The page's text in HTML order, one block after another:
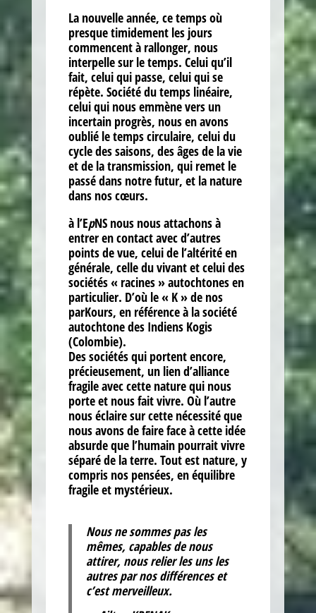
La nouvelle année, ce temps où
presque timidement les jours
commencent à rallonger, nous
interpelle sur le temps. Celui qu’il
fait, celui qui passe, celui qui se
répète. Société du temps linéaire,
celui qui nous emmène vers un
incertain progrès, nous en avons
oublié le temps circulaire, celui du
cycle des saisons, des âges de la vie
et de la transmission, qui remet le
passé dans notre futur, et la nature
dans nos cœurs.
à l’EpNS nous nous attachons à
entrer en contact avec d’autres
points de vue, celui de l’altérité en
générale, celle du vivant et celui des
sociétés « racines » autochtones en
particulier. D’où le « K » de nos
parKours, en référence à la société
autochtone des Indiens Kogis
(Colombie).
Des sociétés qui portent encore,
précieusement, un lien d’alliance
fragile avec cette naturequi nous
porte et nous fait vivre. Où l’autre
nous éclaire sur cette nécessité que
nous avons de faire face à cette idée
absurde que l’humain pourrait vivre
séparé de la terre. Tout est nature, y
compris nos pensées, en équilibre
fragile et mystérieux.
Nous ne sommes pas les
mêmes, capables de nous
attirer, nous relier les uns les
autres par nos différences et
c’est merveilleux.